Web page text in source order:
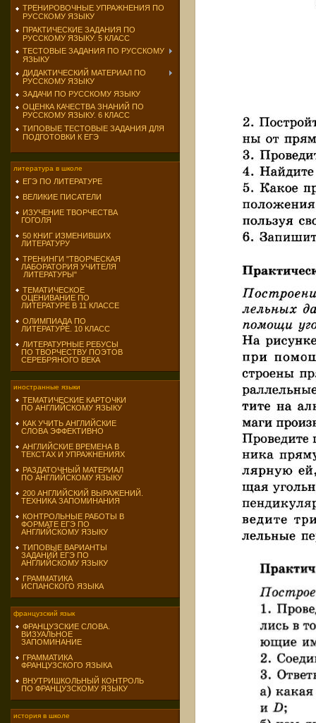
ТРЕНИРОВОЧНЫЕ УПРАЖНЕНИЯ ПО
РУССКОМУ ЯЗЫКУ
ПРАКТИЧЕСКИЕ ЗАДАНИЯ ПО
РУССКОМУ ЯЗЫКУ. 5 КЛАСС
ТЕСТОВЫЕ ЗАДАНИЯ ПО РУССКОМУ
ЯЗЫКУ
ДИДАКТИЧЕСКИЙ МАТЕРИАЛ ПО
РУССКОМУ ЯЗЫКУ
ЗАДАЧИ ПО РУССКОМУ ЯЗЫКУ
ОЦЕНКА КАЧЕСТВА ЗНАНИЙ ПО
РУССКОМУ ЯЗЫКУ. 6 КЛАСС
ТИПОВЫЕ ТЕСТОВЫЕ ЗАДАНИЯ ДЛЯ
ПОДГОТОВКИ К ЕГЭ
литература в школе
ЕГЭ ПО ЛИТЕРАТУРЕ
ВЕЛИКИЕ ПИСАТЕЛИ
ИЗУЧЕНИЕ ТВОРЧЕСТВА
ГОГОЛЯ
50 КНИГ ИЗМЕНИВШИХ
ЛИТЕРАТУРУ
ТРЕНИНГИ "ТВОРЧЕСКАЯ
ЛАБОРАТОРИЯ УЧИТЕЛЯ
ЛИТЕРАТУРЫ"
ТЕМАТИЧЕСКОЕ
ОЦЕНИВАНИЕ ПО
ЛИТЕРАТУРЕ В 11 КЛАССЕ
ОЛИМПИАДА ПО
ЛИТЕРАТУРЕ. 10 КЛАСС
ЛИТЕРАТУРНЫЕ РЕБУСЫ
ПО ТВОРЧЕСТВУ ПОЭТОВ
СЕРЕБРЯНОГО ВЕКА
иностранные языки
ТЕМАТИЧЕСКИЕ КАРТОЧКИ
ПО АНГЛИЙСКОМУ ЯЗЫКУ
КАК УЧИТЬ АНГЛИЙСКИЕ
СЛОВА ЭФФЕКТИВНО
АНГЛИЙСКИЕ ВРЕМЕНА В
ТЕКСТАХ И УПРАЖНЕНИЯХ
РАЗДАТОЧНЫЙ МАТЕРИАЛ
ПО АНГЛИЙСКОМУ ЯЗЫКУ
200 АНГЛИЙСКИЙ ВЫРАЖЕНИЙ.
ТЕХНИКА ЗАПОМИНАНИЯ
КОНТРОЛЬНЫЕ РАБОТЫ В
ФОРМАТЕ ЕГЭ ПО
АНГЛИЙСКОМУ ЯЗЫКУ
ТИПОВЫЕ ВАРИАНТЫ
ЗАДАНИЙ ЕГЭ ПО
АНГЛИЙСКОМУ ЯЗЫКУ
ГРАММАТИКА
ИСПАНСКОГО ЯЗЫКА
французский язык
ФРАНЦУЗСКИЕ СЛОВА.
ВИЗУАЛЬНОЕ
ЗАПОМИНАНИЕ
ГРАММАТИКА
ФРАНЦУЗСКОГО ЯЗЫКА
ВНУТРИШКОЛЬНЫЙ КОНТРОЛЬ
ПО ФРАНЦУЗСКОМУ ЯЗЫКУ
история в школе